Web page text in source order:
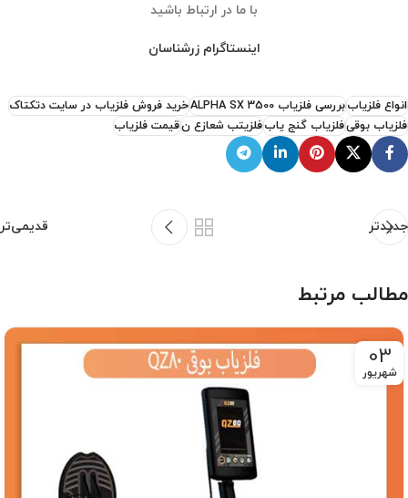
با ما در ارتباط باشید
اینستاگرام زرشناسان
انواع فلزیاببررسی فلزیاب ALPHA SX 3500
خرید فروش فلزیاب در سایت دتکتاک
فلزیاب بوقیفلزیاب گنج یابفلزیتب شعازع نقیمت فلزیاب
جدیدتر قدیمی‌تر
مطالب مرتبط
03
شهریور